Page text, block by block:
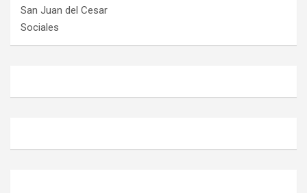
San Juan del Cesar
Sociales